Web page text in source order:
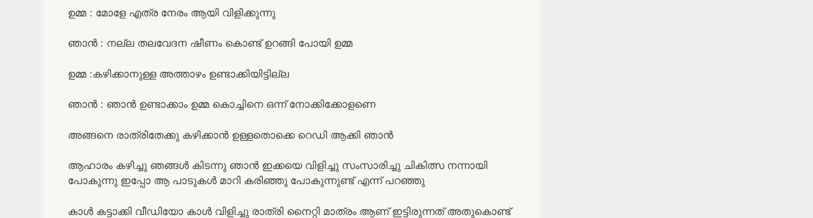
ഉമ്മ : മോളേ എത്ര നേരം ആയി വിളിക്കുന്നു
ഞാൻ : നല്ല തലവേദന ഷീണം കൊണ്ട് ഉറങ്ങി പോയി ഉമ്മ
ഉമ്മ :കഴിക്കാനുള്ള അത്താഴം ഉണ്ടാക്കിയിട്ടില്ല
ഞാൻ : ഞാൻ ഉണ്ടാക്കാം ഉമ്മ കൊച്ചിനെ ഒന്ന് നോക്കിക്കോളണെ
അങ്ങനെ രാത്രിതേക്കു കഴിക്കാൻ ഉള്ളതൊക്കെ റെഡി ആക്കി ഞാൻ
ആഹാരം കഴിച്ചു ഞങ്ങൾ കിടന്നു ഞാൻ ഇക്കയെ വിളിച്ചു സംസാരിച്ചു ചികിത്സ നന്നായി
പോകുന്നു ഇപ്പോ ആ പാടുകൾ മാറി കരിഞ്ഞു പോകുന്നുണ്ട് എന്ന് പറഞ്ഞു
കാൾ കട്ടാക്കി വീഡിയോ കാൾ വിളിച്ചു രാത്രി നൈറ്റി മാത്രം ആണ് ഇട്ടിരുന്നത് അതുകൊണ്ട്